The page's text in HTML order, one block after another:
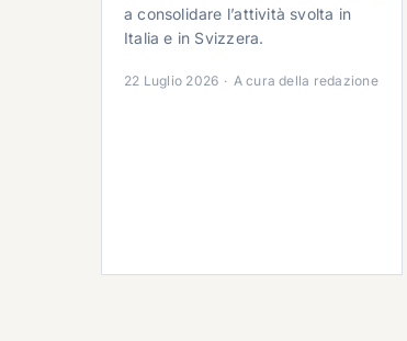
a consolidare l’attività svolta in
Italia e in Svizzera.
22 Luglio 2026 · A cura della redazione